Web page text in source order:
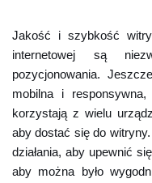
Jakość i szybkość
internetowej są
pozycjonowania.
mobilna i responsywna,
korzystają z wielu
aby dostać się do
działania, aby upewnić
aby można było